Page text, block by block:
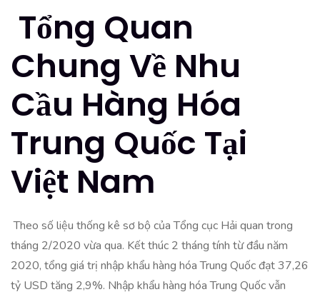
Tổng Quan
Chung Về Nhu
Cầu Hàng Hóa
Trung Quốc Tại
Việt Nam
Theo số liệu thống kê sơ bộ của Tổng cục Hải quan trong
tháng 2/2020 vừa qua. Kết thúc 2 tháng tính từ đầu năm
2020, tổng giá trị nhập khẩu hàng hóa Trung Quốc đạt 37,26
tỷ USD tăng 2,9%. Nhập khẩu hàng hó­a Trung Quốc vẫn